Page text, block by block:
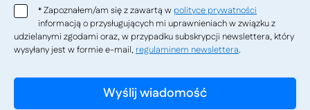
*Zapoznałem/am się z zawartą w polityce prywatności
informacją o przysługujących mi uprawnieniach w związku z
udzielanymi zgodami oraz, w przypadku subskrypcji newslettera, który
wysyłany jest w formie e-mail, regulaminem newslettera.